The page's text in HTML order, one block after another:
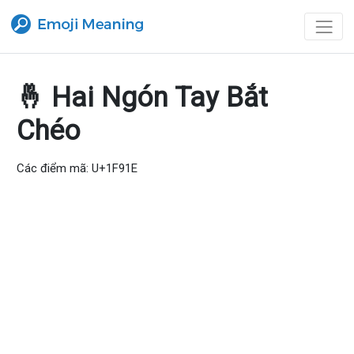
🤞 Hai Ngón Tay Bắt
Chéo
Các điểm mã: U+1F91E